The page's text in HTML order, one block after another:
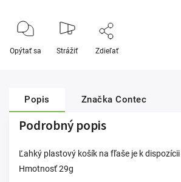
Opýtať sa Strážiť Zdieľať
Popis Značka Contec
Podrobný popis
Ľahký plastový košík na fľaše je k
Hmotnosť 29g